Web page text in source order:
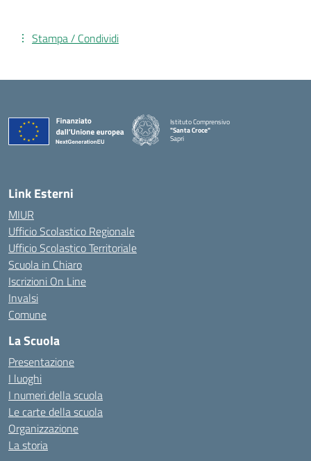
Stampa / Condividi
Istituto Comprensivo
"Santa Croce"
Sapri
— Visita la pagina iniziale della scuola
Link Esterni
MIUR
Ufficio Scolastico Regionale
Ufficio Scolastico Territoriale
Scuola in Chiaro
Iscrizioni On Line
Invalsi
Comune
La Scuola
Presentazione
I luoghi
I numeri della scuola
Le carte della scuola
Organizzazione
La storia